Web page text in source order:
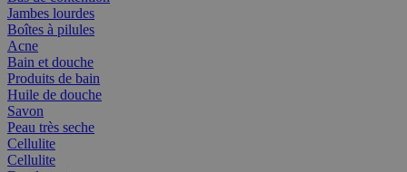
Jambes lourdes
Boîtes à pilules
Acne
Bain et douche
Produits de bain
Huile de douche
Savon
Peau très seche
Cellulite
Cellulite